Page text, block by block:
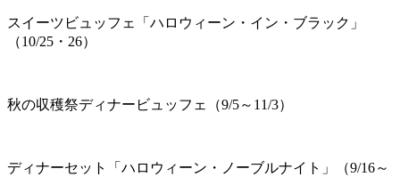
スイーツビュッフェ「ハロウィーン・イン・ブラック」
（10/25・26）
秋の収穫祭ディナービュッフェ（9/5～11/3）
ディナーセット「ハロウィーン・ノーブルナイト」（9/16～